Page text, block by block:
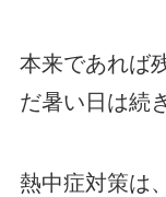
本来であれば
だ暑い日は続
熱中症対策は